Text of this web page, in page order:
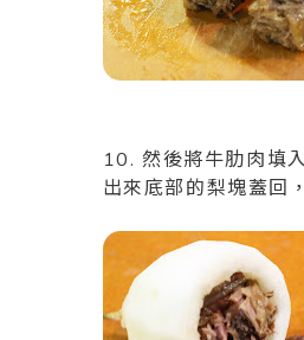
10. 然後將牛肋肉填
出來底部的梨塊蓋回